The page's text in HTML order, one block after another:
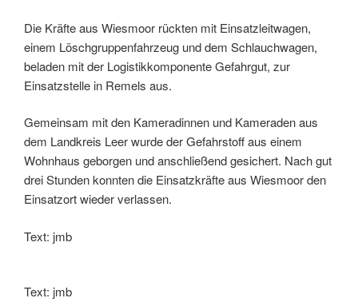
Die Kräfte aus Wiesmoor rückten mit Einsatzleitwagen,
einem Löschgruppenfahrzeug und dem Schlauchwagen,
beladen mit der Logistikkomponente Gefahrgut, zur
Einsatzstelle in Remels aus.
Gemeinsam mit den Kameradinnen und Kameraden aus
dem Landkreis Leer wurde der Gefahrstoff aus einem
Wohnhaus geborgen und anschließend gesichert. Nach gut
drei Stunden konnten die Einsatzkräfte aus Wiesmoor den
Einsatzort wieder verlassen.
Text: jmb
Text: jmb